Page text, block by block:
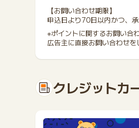
【お問い合わせ期限】
申込日より70日以内かつ、
※ポイントに関するお問い合わ
広告主に直接お問い合わせ
クレジットカ